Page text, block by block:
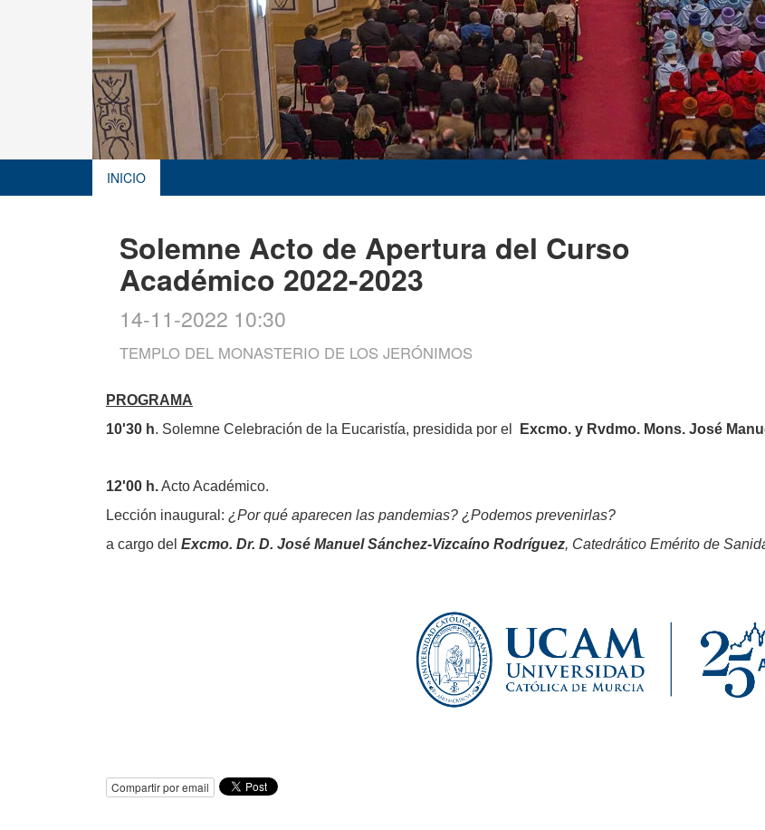
INICIO
Solemne Acto de Apertura del Curso
Académico 2022-2023
14-11-2022 10:30
TEMPLO DEL MONASTERIO DE LOS JERÓNIMOS
PROGRAMA
10'30 h. Solemne Celebración de la Eucaristía, presidida por el Excmo. y Rvdmo. Mons. José
12'00 h.Acto Académico.
Lección inaugural: ¿Por qué aparecen las pandemias? ¿Podemos prevenirlas?
a cargo del Excmo. Dr. D. José Manuel Sánchez-Vizcaíno Rodríguez, Catedrático Emérito de
Compartir por email